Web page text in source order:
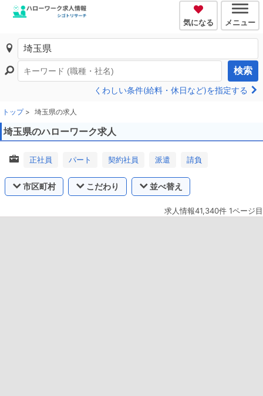
気になる メニュー
検索
くわしい条件(給料・休日など)を指定する
トップ 埼玉県の求人
埼玉県のハローワーク求人
正社員 パート 契約社員 派遣 請負
市区町村 こだわり 並べ替え
求人情報41,340件 1ページ目